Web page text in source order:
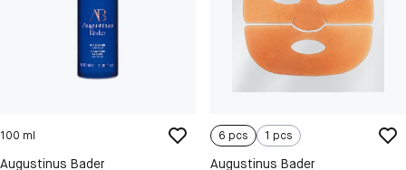
100 ml
Augustinus Bader
6 pcs 1 pcs
Augustinus Bader